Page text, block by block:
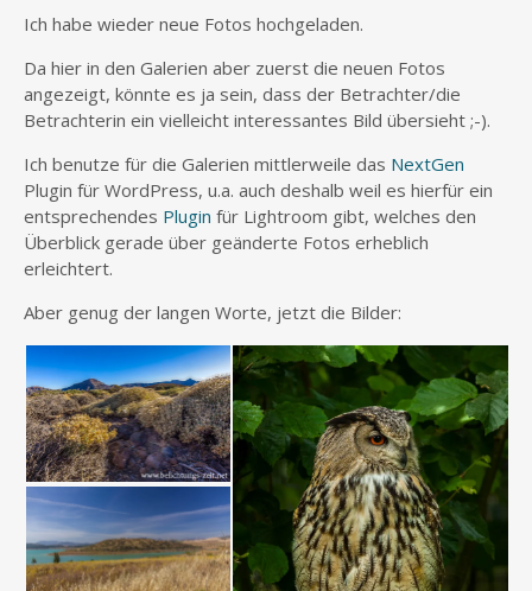
Ich habe wieder neue Fotos hochgeladen.
Da hier in den Galerien aber zuerst die neuen Fotos
angezeigt, könnte es ja sein, dass der Betrachter/die
Betrachterin ein vielleicht interessantes Bild übersieht ;-).
Ich benutze für die Galerien mittlerweile das NextGen
Plugin für WordPress, u.a. auch deshalb weil es hierfür ein
entsprechendes Plugin für Lightroom gibt, welches den
Überblick gerade über geänderte Fotos erheblich
erleichtert.
Aber genug der langen Worte, jetzt die Bilder: